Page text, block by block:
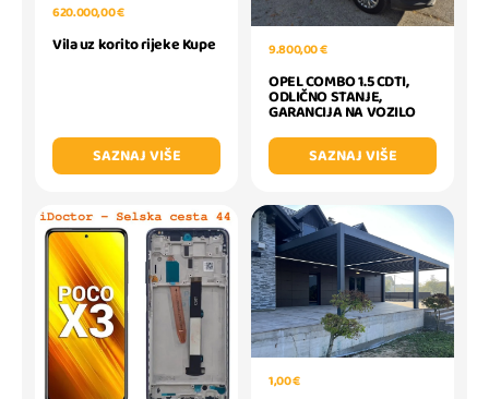
620.000,00 €
Vila uz korito rijeke Kupe
SAZNAJ VIŠE
9.800,00 €
OPEL COMBO 1.5 CDTI,
ODLIČNO STANJE,
GARANCIJA NA VOZILO
SAZNAJ VIŠE
1,00 €